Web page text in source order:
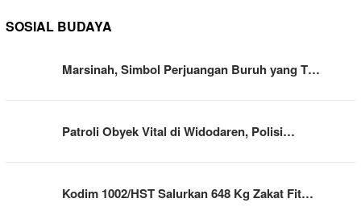
SOSIAL BUDAYA
Marsinah, Simbol Perjuangan Buruh yang T…
Patroli Obyek Vital di Widodaren, Polisi…
Kodim 1002/HST Salurkan 648 Kg Zakat Fit…